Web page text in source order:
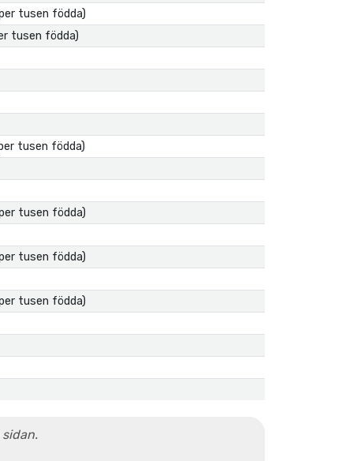
tusen födda)
tusen födda)
tusen födda)
tusen födda)
tusen födda)
tusen födda)